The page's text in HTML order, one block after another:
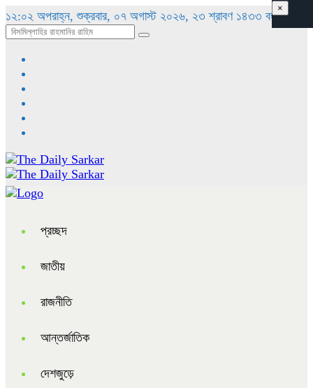
১২:০২ অপরাহ্ন, শুক্রবার, ০৭ অগাস্ট ২০২৬, ২৩ শ্রাবণ ১৪৩৩ বঙ্গাব্দ
প্রচ্ছদ
জাতীয়
রাজনীতি
আন্তর্জাতিক
দেশজুড়ে
×